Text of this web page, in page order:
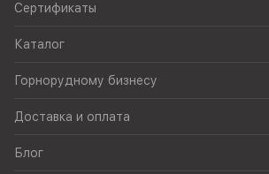
Сертификаты
Каталог
Горнорудному бизнесу
Доставка и оплата
Блог